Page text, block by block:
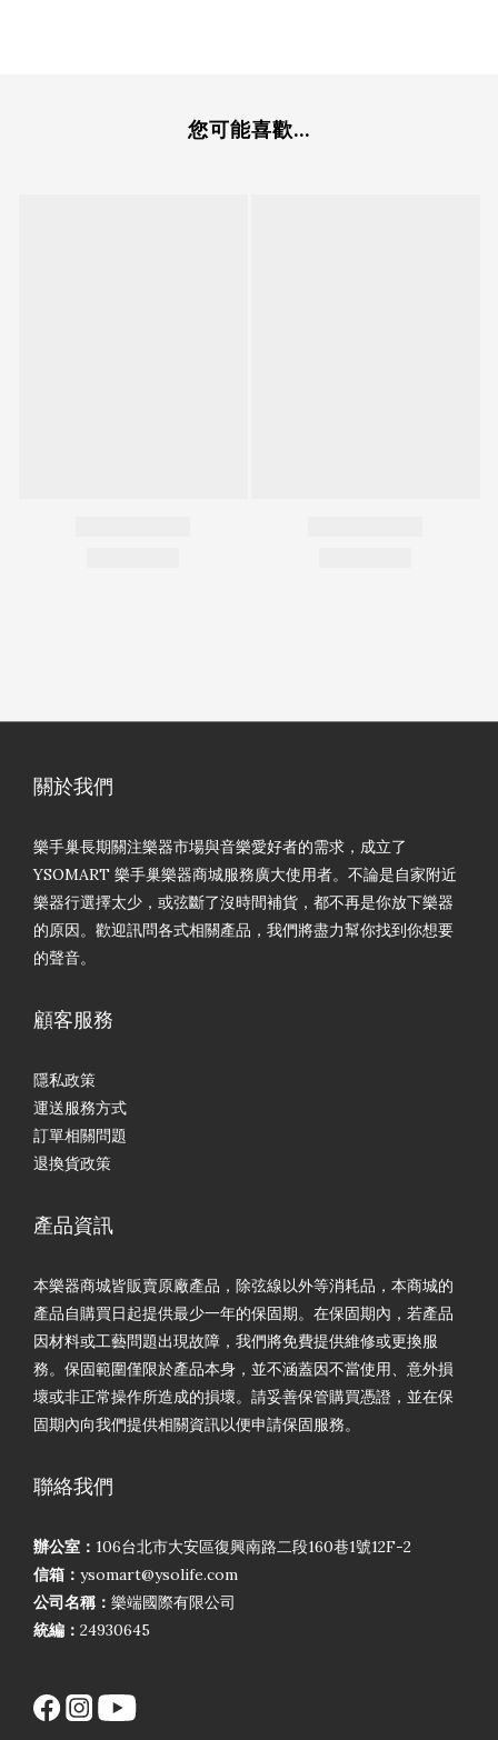
您可能喜歡...
關於我們
樂手巢長期關注樂器市場與音樂愛好者的需求，成立了
YSOMART 樂手巢樂器商城服務廣大使用者。不論是自家附近
樂器行選擇太少，或弦斷了沒時間補貨，都不再是你放下樂器
的原因。歡迎訊問各式相關產品，我們將盡力幫你找到你想要
的聲音。
顧客服務
隱私政策
運送服務方式
訂單相關問題
退換貨政策
產品資訊
本樂器商城皆販賣原廠產品，除弦線以外等消耗品，本商城的
產品自購買日起提供最少一年的保固期。在保固期內，若產品
因材料或工藝問題出現故障，我們將免費提供維修或更換服
務。保固範圍僅限於產品本身，並不涵蓋因不當使用、意外損
壞或非正常操作所造成的損壞。請妥善保管購買憑證，並在保
固期內向我們提供相關資訊以便申請保固服務。
聯絡我們
辦公室： 106台北市大安區復興南路二段160巷1號12F-2
信箱： ysomart@ysolife.com
公司名稱： 樂端國際有限公司
統編： 24930645